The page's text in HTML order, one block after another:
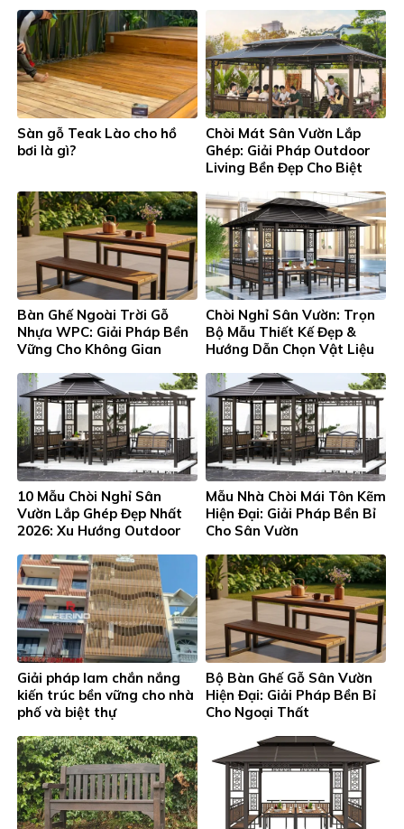
Sàn gỗ Teak Lào cho hồ
bơi là gì?
Chòi Mát Sân Vườn Lắp
Ghép: Giải Pháp Outdoor
Living Bền Đẹp Cho Biệt
Bàn Ghế Ngoài Trời Gỗ
Nhựa WPC: Giải Pháp Bền
Vững Cho Không Gian
Chòi Nghỉ Sân Vườn: Trọn
Bộ Mẫu Thiết Kế Đẹp &
Hướng Dẫn Chọn Vật Liệu
10 Mẫu Chòi Nghỉ Sân
Vườn Lắp Ghép Đẹp Nhất
2026: Xu Hướng Outdoor
Mẫu Nhà Chòi Mái Tôn Kẽm
Hiện Đại: Giải Pháp Bền Bỉ
Cho Sân Vườn
Giải pháp lam chắn nắng
kiến trúc bền vững cho nhà
phố và biệt thự
Bộ Bàn Ghế Gỗ Sân Vườn
Hiện Đại: Giải Pháp Bền Bỉ
Cho Ngoại Thất